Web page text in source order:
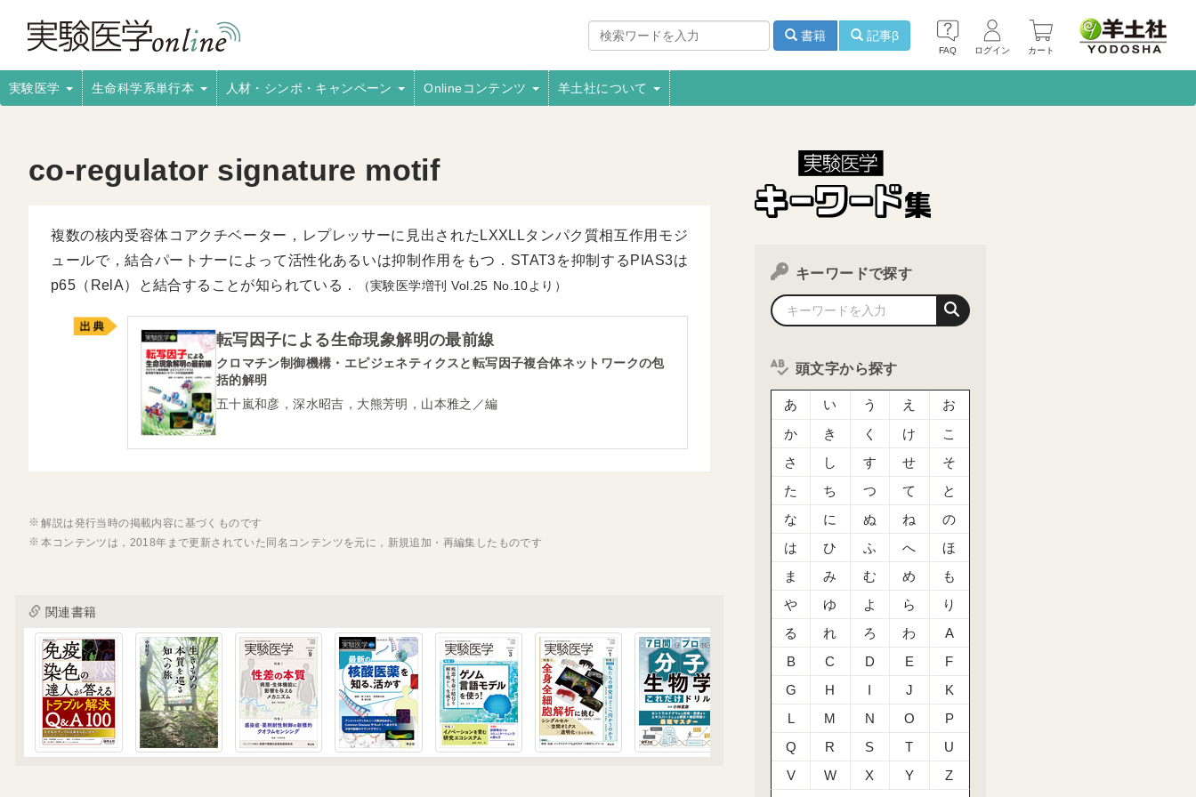
FAQ ログイン カート
書籍 記事β
実験医学 生命科学系単行本 人材・シンポ・キャンペーン Onlineコンテンツ 羊土社について
co-regulator signature motif
複数の核内受容体コアクチベーター，レプレッサーに見出されたLXXLLタンパク質相互作用モジ
ュールで，結合パートナーによって活性化あるいは抑制作用をもつ．STAT3を抑制するPIAS3は
p65（RelA）と結合することが知られている．
（実験医学増刊 25 10より）
転写因子による生命現象解明の最前線
クロマチン制御機構・エピジェネティクスと転写因子複合体ネットワークの包
括的解明
五十嵐和彦，深水昭吉，大熊芳明，山本雅之／編
解説は発行当時の掲載内容に基づくものです
本コンテンツは，2018年まで更新されていた同名コンテンツを元に，新規追加・再編集したものです
関連書籍
キーワードで探す
頭文字から探す
あ い う え
お
か
き く け
こ
さ
し す せ
そ
た
ち つ て
と
な
に ぬ ね
の
は
ひ ふ へ
ほ
ま
み む め
も
や
ゆ よ ら
り
る
れ ろ わ
A
B
C D E
F
G
H I J
K
L
M N O
P
Q
R S T
U
V
W X Y
Z